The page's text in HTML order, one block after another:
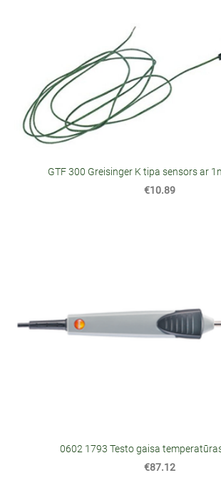
GTF 300 Greisinger K tipa sensors ar
€10.89
0602 1793 Testo gaisa
€87.12